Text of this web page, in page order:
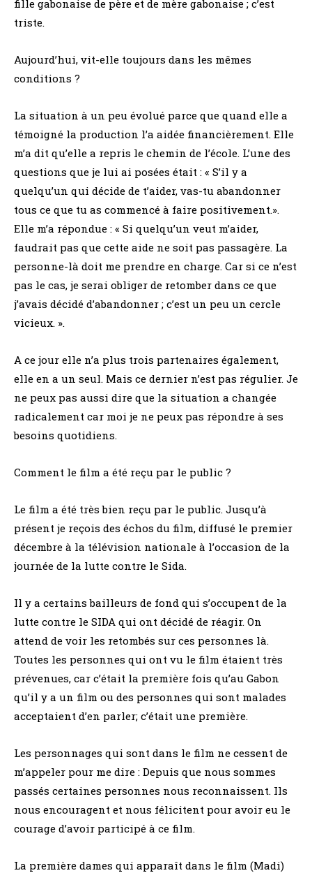
fille gabonaise de père et de mère gabonaise ; c’est
triste.
Aujourd’hui, vit-elle toujours dans les mêmes
conditions ?
La situation à un peu évolué parce que quand elle a
témoigné la production l’a aidée financièrement. Elle
m’a dit qu’elle a repris le chemin de l’école. L’une des
questions que je lui ai posées était : « S’il y a
quelqu’un qui décide de t’aider, vas-tu abandonner
tous ce que tu as commencé à faire positivement.».
Elle m’a répondue : « Si quelqu’un veut m’aider,
faudrait pas que cette aide ne soit pas passagère. La
personne-là doit me prendre en charge. Car si ce n’est
pas le cas, je serai obliger de retomber dans ce que
j’avais décidé d’abandonner ; c’est un peu un cercle
vicieux. ».
A ce jour elle n’a plus trois partenaires également,
elle en a un seul. Mais ce dernier n’est pas régulier. Je
ne peux pas aussi dire que la situation a changée
radicalement car moi je ne peux pas répondre à ses
besoins quotidiens.
Comment le film a été reçu par le public ?
Le film a été très bien reçu par le public. Jusqu’à
présent je reçois des échos du film, diffusé le premier
décembre à la télévision nationale à l’occasion de la
journée de la lutte contre le Sida.
Il y a certains bailleurs de fond qui s’occupent de la
lutte contre le SIDA qui ont décidé de réagir. On
attend de voir les retombés sur ces personnes là.
Toutes les personnes qui ont vu le film étaient très
prévenues, car c’était la première fois qu’au Gabon
qu’il y a un film ou des personnes qui sont malades
acceptaient d’en parler; c’était une première.
Les personnages qui sont dans le film ne cessent de
m’appeler pour me dire : Depuis que nous sommes
passés certaines personnes nous reconnaissent. Ils
nous encouragent et nous félicitent pour avoir eu le
courage d’avoir participé à ce film.
La première dames qui apparaît dans le film (Madi)